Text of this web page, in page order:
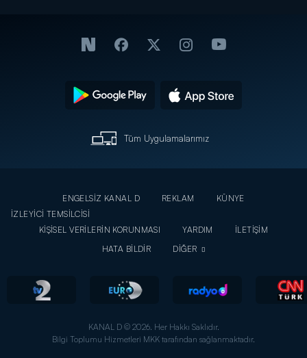
Tüm Uygulamalarımız
ENGELSİZ KANAL D REKLAM
KÜNYE
İZLEYİCİ TEMSİLCİSİ
KİŞİSEL VERİLERİN KORUNMASI
YARDIM
İLETİŞİM
HATA BİLDİR
DİĞER
KANAL D © 2026. Her Hakkı Saklıdır.
Bilgi Toplumu Hizmetleri MKK tarafından sağlanmaktadır.